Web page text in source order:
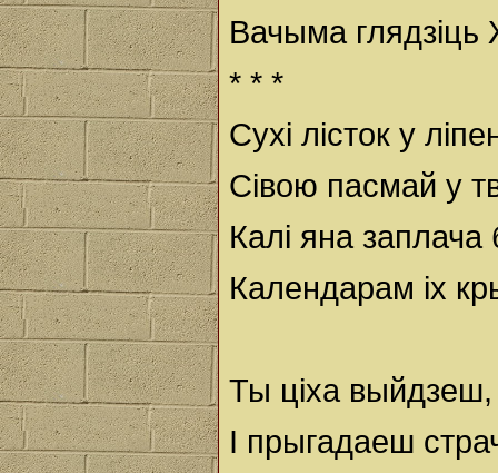
Вачыма
* * *
Сухі лісток у
Сівою пасмай у
Калі яна
Календарам іх
Ты ціха выйдзеш,
І прыгадаеш